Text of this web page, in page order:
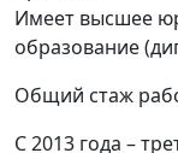
Имеет высшее
образование
Общий стаж
С 2013 года –